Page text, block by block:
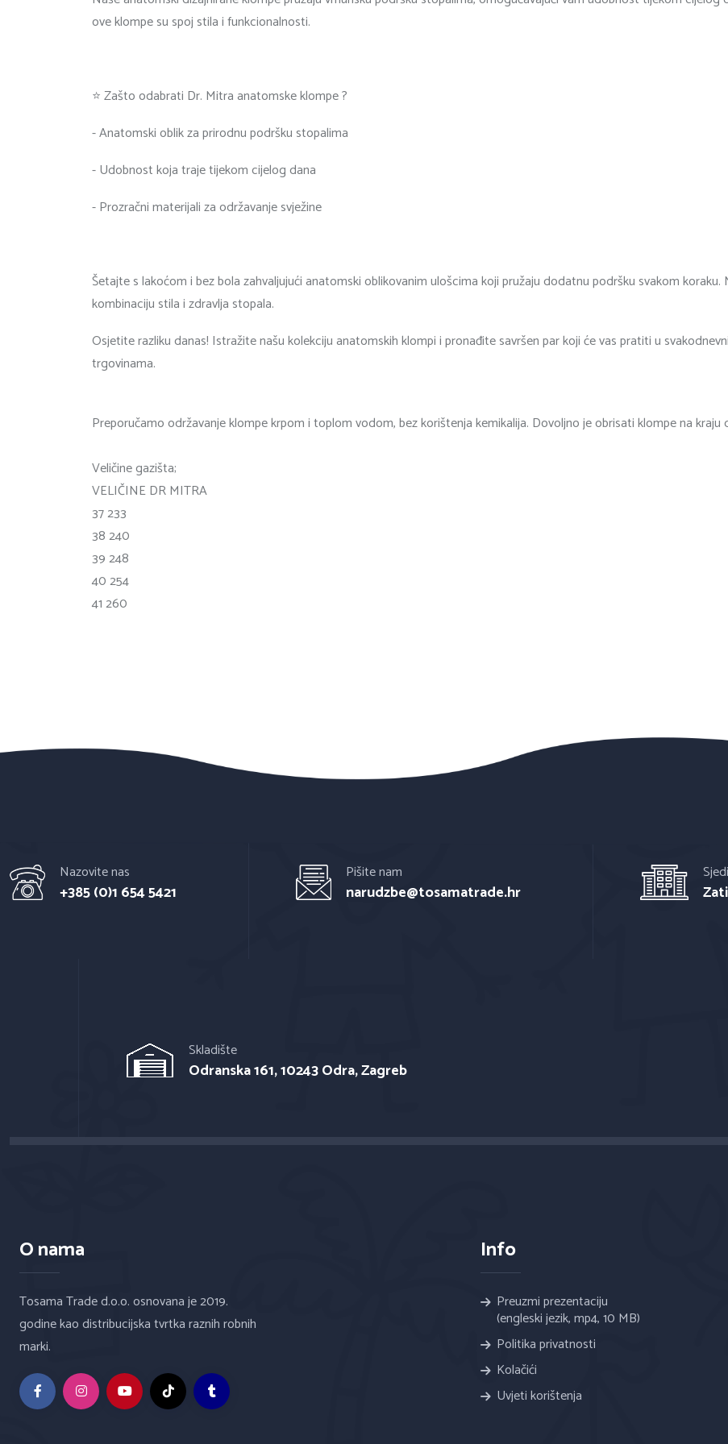
ove klompe su spoj stila i funkcionalnosti.
⭐ Zašto odabrati Dr. Mitra anatomske klompe ?
- Anatomski oblik za prirodnu podršku stopalima
- Udobnost koja traje tijekom cijelog dana
- Prozračni materijali za održavanje svježine
Šetajte s lakoćom i bez bola zahvaljujući anatomski oblikovanim ulošcima koji pružaju dodatnu podršku svakom
kombinaciju stila i zdravlja stopala.
Osjetite razliku danas! Istražite našu kolekciju anatomskih klompi i pronađite savršen par koji će vas pratiti u
trgovinama.
Preporučamo održavanje klompe krpom i toplom vodom, bez korištenja kemikalija. Dovoljno je obrisati klompe na
Veličine gazišta;
VELIČINE DR MITRA
37 233
38 240
39 248
40 254
41 260
Nazovite nas
+385 (0)1 654 5421
Pišite nam
narudzbe@tosamatrade.hr
Skladište
Odranska 161, 10243 Odra, Zagreb
O nama
Tosama Trade d.o.o. osnovana je 2019.
godine kao distribucijska tvrtka raznih robnih
marki.
Info
Preuzmi prezentaciju
(engleski jezik, mp4, 10 MB)
Politika privatnosti
Kolačići
Uvjeti korištenja